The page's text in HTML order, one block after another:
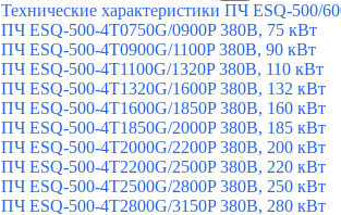
Технические характеристики ПЧ ESQ-500/
ПЧ ESQ-500-4T0750G/0900P 380В, 75 кВт
ПЧ ESQ-500-4T0900G/1100P 380В, 90 кВт
ПЧ ESQ-500-4T1100G/1320P 380В, 110 кВт
ПЧ ESQ-500-4T1320G/1600P 380В, 132 кВт
ПЧ ESQ-500-4T1600G/1850P 380В, 160 кВт
ПЧ ESQ-500-4T1850G/2000P 380В, 185 кВт
ПЧ ESQ-500-4T2000G/2200P 380В, 200 кВт
ПЧ ESQ-500-4T2200G/2500P 380В, 220 кВт
ПЧ ESQ-500-4T2500G/2800P 380В, 250 кВт
ПЧ ESQ-500-4T2800G/3150P 380В, 280 кВт